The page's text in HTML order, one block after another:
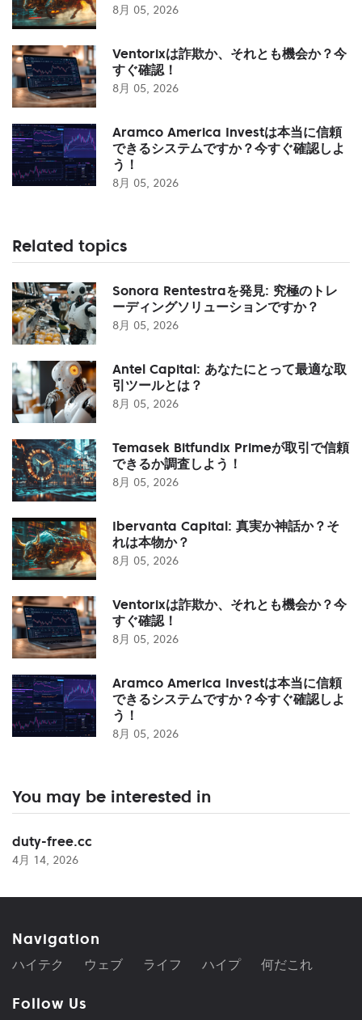
8月 05, 2026
Ventorixは詐欺か、それとも機会か？今
すぐ確認！
8月 05, 2026
Aramco America Investは本当に信頼
できるシステムですか？今すぐ確認しよ
う！
8月 05, 2026
Related topics
Sonora Rentestraを発見: 究極のトレ
ーディングソリューションですか？
8月 05, 2026
Antel Capital: あなたにとって最適な取
引ツールとは？
8月 05, 2026
Temasek Bitfundix Primeが取引で信頼
できるか調査しよう！
8月 05, 2026
Ibervanta Capital: 真実か神話か？そ
れは本物か？
8月 05, 2026
Ventorixは詐欺か、それとも機会か？今
すぐ確認！
8月 05, 2026
Aramco America Investは本当に信頼
できるシステムですか？今すぐ確認しよ
う！
8月 05, 2026
You may be interested in
duty-free.cc
4月 14, 2026
Navigation
ハイテク ウェブ ライフ ハイプ 何だこれ
Follow Us